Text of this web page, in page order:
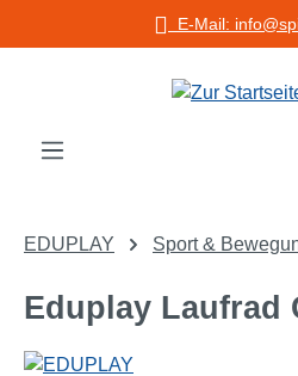
Zum Hauptinhalt springen
E-Mail:
EDUPLAY Sport &
Eduplay Laufrad